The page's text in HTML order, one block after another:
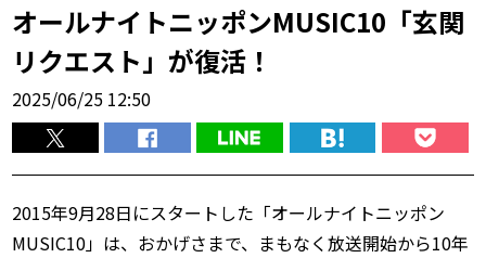
オールナイトニッポンMUSIC10「玄関
リクエスト」が復活！
2025/06/25 12:50
2015年9月28日にスタートした「オールナイトニッポン
MUSIC10」は、おかげさまで、まもなく放送開始から10年